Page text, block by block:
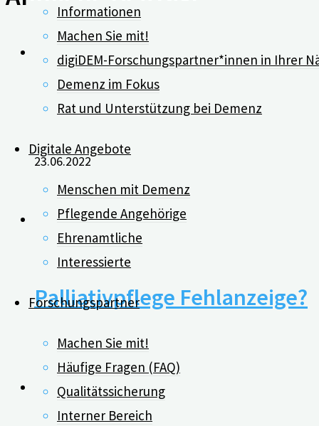
Informationen
Machen Sie mit!
digiDEM-Forschungspartner*innen in Ihrer
Demenz im Fokus
Rat und Unterstützung bei Demenz
Digitale Angebote
Menschen mit Demenz
Pflegende Angehörige
Ehrenamtliche
Interessierte
Forschungspartner
Machen Sie mit!
Häufige Fragen (FAQ)
Qualitätssicherung
Interner Bereich
„Wissenstest Demenz“
23.06.2022
Palliativpflege Fehlanzeige?
27.04.2023